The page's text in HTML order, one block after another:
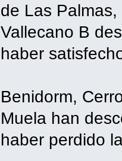
de Las
Vallecano B
haber
Benidorm,
Muela han
haber perdido